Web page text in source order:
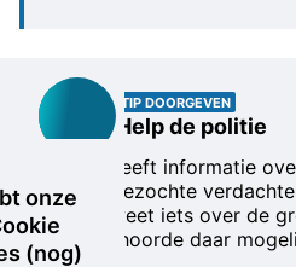
onze
(nog)
TIP DOORGEVEN
Help de politie
Wie heeft informatie
nog gezochte
Wie weet iets over de
of behoorde daar